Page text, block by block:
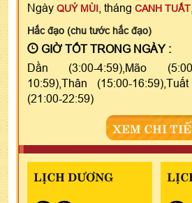
Ngày QUÝ MÙI , tháng CANH TUẤT
Hắc đạo (chu tước hắc đạo)
GIỜ TỐT TRONG NGÀY :
Dần (3:00-4:59),Mão
10:59),Thân (15:00-
(21:00-22:59)
XEM CHI
LỊCH DƯƠNG